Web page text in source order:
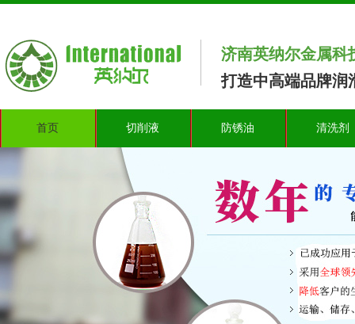
济南英纳尔金属科
打造中高端品牌润
首页 切削液 防锈油 清洗剂